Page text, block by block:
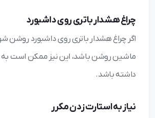
چراغ هشدار باتری روی داشبورد
اگر چراغ هشدار باتری روی داشبورد روشن
ماشین روشن باشد، این نیز ممکن است به
داشته باشد.
نیاز به استارت زدن مکرر